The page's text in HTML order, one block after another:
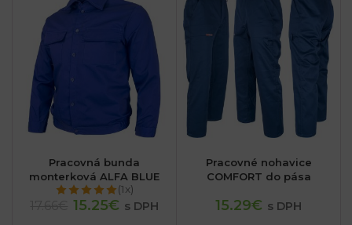
Pracovná bunda
monterková ALFA BLUE
(1x)
15.25€ s DPH
Pracovné nohavice
COMFORT do pása
15.29€ s DPH